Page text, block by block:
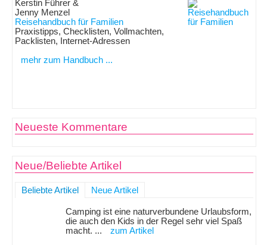
Kerstin Führer &
Jenny Menzel
Reisehandbuch für Familien
Praxistipps, Checklisten, Vollmachten,
Packlisten, Internet-Adressen
mehr zum Handbuch ...
Neueste Kommentare
Neue/Beliebte Artikel
Beliebte Artikel Neue Artikel
Camping ist eine naturverbundene Urlaubsform,
die auch den Kids in der Regel sehr viel Spaß
macht. ...
zum Artikel